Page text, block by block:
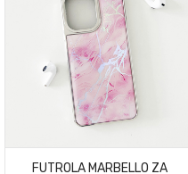
FUTROLA MARBELLO ZA